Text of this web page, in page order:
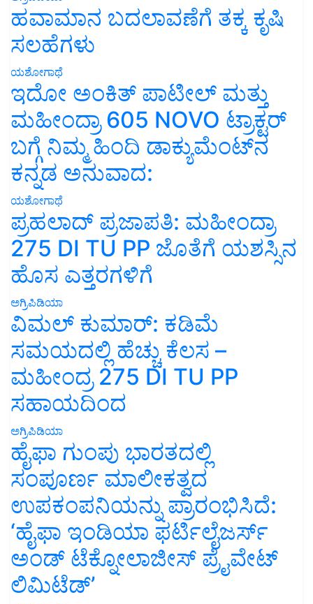
ಹವಾಮಾನ ಬದಲಾವಣೆಗೆ ತಕ್ಕ ಕೃಷಿ
ಸಲಹೆಗಳು
ಯಶೋಗಾಥೆ
ಇದೋ ಅಂಕಿತ್ ಪಾಟೀಲ್ ಮತ್ತು
ಮಹೀಂದ್ರಾ 605 NOVO ಟ್ರಾಕ್ಟರ್
ಬಗ್ಗೆ ನಿಮ್ಮ ಹಿಂದಿ ಡಾಕ್ಯುಮೆಂಟ್‌ನ
ಕನ್ನಡ ಅನುವಾದ:
ಯಶೋಗಾಥೆ
ಪ್ರಹಲಾದ್ ಪ್ರಜಾಪತಿ: ಮಹೀಂದ್ರಾ
275 DI TU PP ಜೊತೆಗೆ ಯಶಸ್ಸಿನ
ಹೊಸ ಎತ್ತರಗಳಿಗೆ
ಅಗ್ರಿಪಿಡಿಯಾ
ವಿಮಲ್ ಕುಮಾರ್: ಕಡಿಮೆ
ಸಮಯದಲ್ಲಿ ಹೆಚ್ಚು ಕೆಲಸ –
ಮಹೀಂದ್ರ 275 DI TU PP
ಸಹಾಯದಿಂದ
ಅಗ್ರಿಪಿಡಿಯಾ
ಹೈಫಾ ಗುಂಪು ಭಾರತದಲ್ಲಿ
ಸಂಪೂರ್ಣ ಮಾಲೀಕತ್ವದ
ಉಪಕಂಪನಿಯನ್ನು ಪ್ರಾರಂಭಿಸಿದೆ:
‘ಹೈಫಾ ಇಂಡಿಯಾ ಫರ್ಟಿಲೈಜರ್ಸ್
ಅಂಡ್ ಟೆಕ್ನೋಲಾಜೀಸ್ ಪ್ರೈವೇಟ್
ಲಿಮಿಟೆಡ್’